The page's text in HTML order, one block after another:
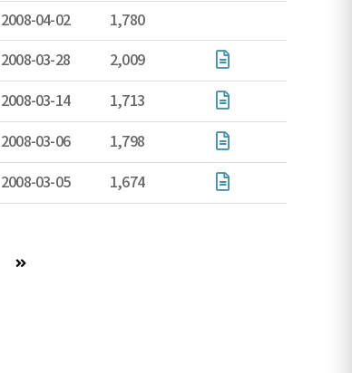
2008-04-02 1,780
2008-03-28 2,009
2008-03-14 1,713
2008-03-06 1,798
2008-03-05 1,674
페이지 (이동불가)
마지막 페이지